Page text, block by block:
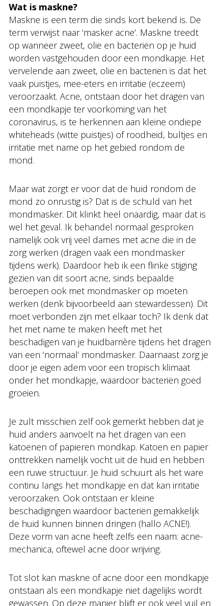
Wat is maskne?
Maskne is een term die sinds kort bekend is. De
term verwijst naar ‘masker acne’. Maskne treedt
op wanneer zweet, olie en bacteriën op je huid
worden vastgehouden door een mondkapje. Het
vervelende aan zweet, olie en bacteriën is dat het
vaak puistjes, mee-eters en irritatie (eczeem)
veroorzaakt. Acne, ontstaan door het dragen van
een mondkapje ter voorkoming van het
coronavirus, is te herkennen aan kleine ondiepe
whiteheads (witte puistjes) of roodheid, bultjes en
irritatie met name op het gebied rondom de
mond.
Maar wat zorgt er voor dat de huid rondom de
mond zo onrustig is? Dat is de schuld van het
mondmasker. Dit klinkt heel onaardig, maar dat is
wel het geval. Ik behandel normaal gesproken
namelijk ook vrij veel dames met acne die in de
zorg werken (dragen vaak een mondmasker
tijdens werk). Daardoor heb ik een flinke stijging
gezien van dit soort acne, sinds bepaalde
beroepen ook met mondmasker op moeten
werken (denk bijvoorbeeld aan stewardessen). Dit
moet verbonden zijn met elkaar toch? Ik denk dat
het met name te maken heeft met het
beschadigen van je huidbarrière tijdens het dragen
van een ‘normaal’ mondmasker. Daarnaast zorg je
door je eigen adem voor een tropisch klimaat
onder het mondkapje, waardoor bacteriën goed
groeien.
Je zult misschien zelf ook gemerkt hebben dat je
huid anders aanvoelt na het dragen van een
katoenen of papieren mondkap. Katoen en papier
onttrekken namelijk vocht uit de huid en hebben
een ruwe structuur. Je huid schuurt als het ware
continu langs het mondkapje en dat kan irritatie
veroorzaken. Ook ontstaan er kleine
beschadigingen waardoor bacteriën gemakkelijk
de huid kunnen binnen dringen (hallo ACNE!).
Deze vorm van acne heeft zelfs een naam: acne-
mechanica, oftewel acne door wrijving.
Tot slot kan maskne of acne door een mondkapje
ontstaan als een mondkapje niet dagelijks wordt
gewassen. Op deze manier blijft er ook veel vuil en